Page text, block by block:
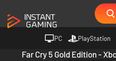
PC PlayStation
Far Cry 5 Gold Edition -